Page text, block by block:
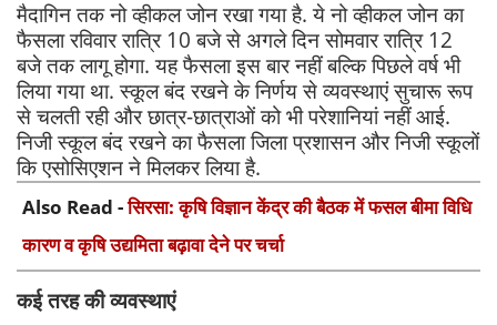
मैदागिन तक नो व्हीकल जोन रखा गया है. ये नो व्हीकल जोन का
फैसला रविवार रात्रि 10 बजे से अगले दिन सोमवार रात्रि 12
बजे तक लागू होगा. यह फैसला इस बार नहीं बल्कि पिछले वर्ष भी
लिया गया था. स्कूल बंद रखने के निर्णय से व्यवस्थाएं सुचारू रूप
से चलती रही और छात्र-छात्राओं को भी परेशानियां नहीं आई.
निजी स्कूल बंद रखने का फैसला जिला प्रशासन और निजी स्कूलों
कि एसोसिएशन ने मिलकर लिया है.
Also Read -सिरसा: कृषि विज्ञान केंद्र की बैठक में फसल बीमा विधि
कारण व कृषि उद्यमिता बढ़ावा देने पर चर्चा
कई तरह की व्यवस्थाएं